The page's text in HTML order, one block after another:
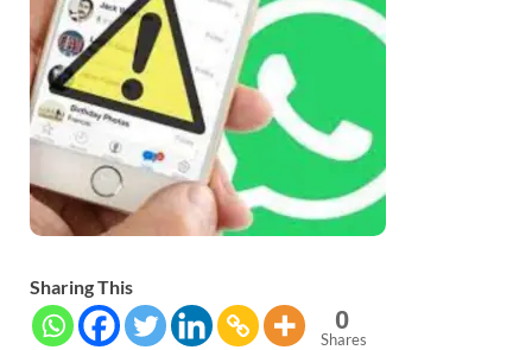
Sharing This
0
Shares